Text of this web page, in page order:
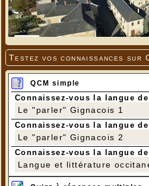
Testez vos connaissances sur
QCM simple
Connaissez-vous la langue
Le "parler" Gignacois 1
Connaissez-vous la langue
Le "parler" Gignacois 2
Connaissez-vous la langue
Langue et littérature